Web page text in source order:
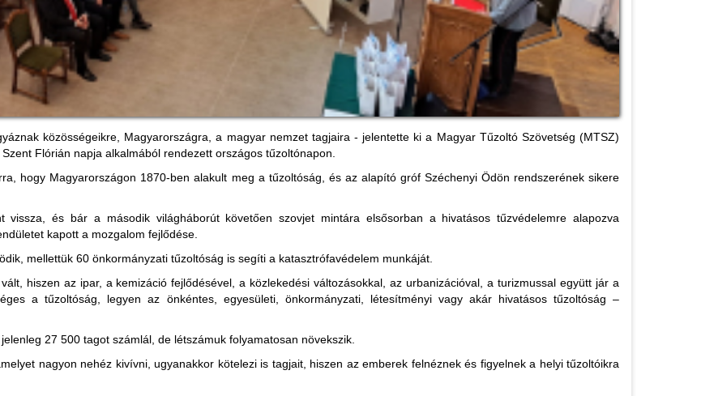
közösségeikre, Magyarországra, a magyar nemzet tagjaira - jelentette ki a Magyar Tűzoltó Szövetség (MTSZ)
Flórián napja alkalmából rendezett országos tűzoltónapon.
hogy Magyarországon 1870-ben alakult meg a tűzoltóság, és az alapító gróf Széchenyi Ödön rendszerének sikere
és bár a második világháborút követően szovjet mintára elsősorban a hivatásos tűzvédelemre alapozva
kapott a mozgalom fejlődése.
mellettük 60 önkormányzati tűzoltóság is segíti a katasztrófavédelem munkáját.
hiszen az ipar, a kemizáció fejlődésével, a közlekedési változásokkal, az urbanizációval, a turizmussal együtt jár a
a tűzoltóság, legyen az önkéntes, egyesületi, önkormányzati, létesítményi vagy akár hivatásos tűzoltóság –
27 500 tagot számlál, de létszámuk folyamatosan növekszik.
nagyon nehéz kivívni, ugyanakkor kötelezi is tagjait, hiszen az emberek felnéznek és figyelnek a helyi tűzoltóikra